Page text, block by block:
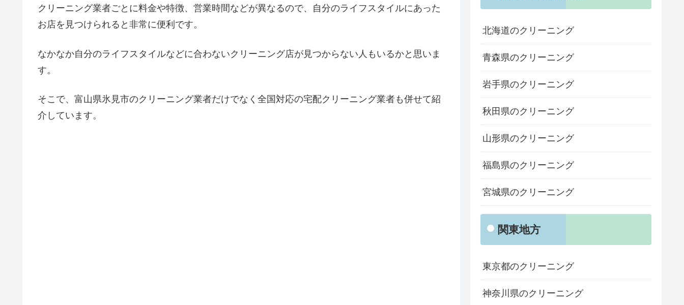
クリーニング業者ごとに料金や特徴、営業時間などが異なるので、自分のライフスタイルにあった
お店を見つけられると非常に便利です。
なかなか自分のライフスタイルなどに合わないクリーニング店が見つからない人もいるかと思いま
す。
そこで、富山県氷見市のクリーニング業者だけでなく全国対応の宅配クリーニング業者も併せて紹
介しています。
北海道のクリーニング
青森県のクリーニング
岩手県のクリーニング
秋田県のクリーニング
山形県のクリーニング
福島県のクリーニング
宮城県のクリーニング
関東地方
東京都のクリーニング
神奈川県のクリーニング